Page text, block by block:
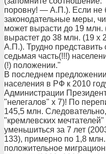
поровну! — А.П.). Если не
законодательные меры,
может вырасти до 19 млн.
вырастет до 38 млн. (19
А.П.). Трудно представить
седьмая часть(!!!)
(!) положении."
В последнем
населения в РФ к 2010
Администрации
"нелегалов" х 7)! По
145,5 млн.
"кремлевских
уменьшиться за 7 лет
133), примерно по 1,8
положительное